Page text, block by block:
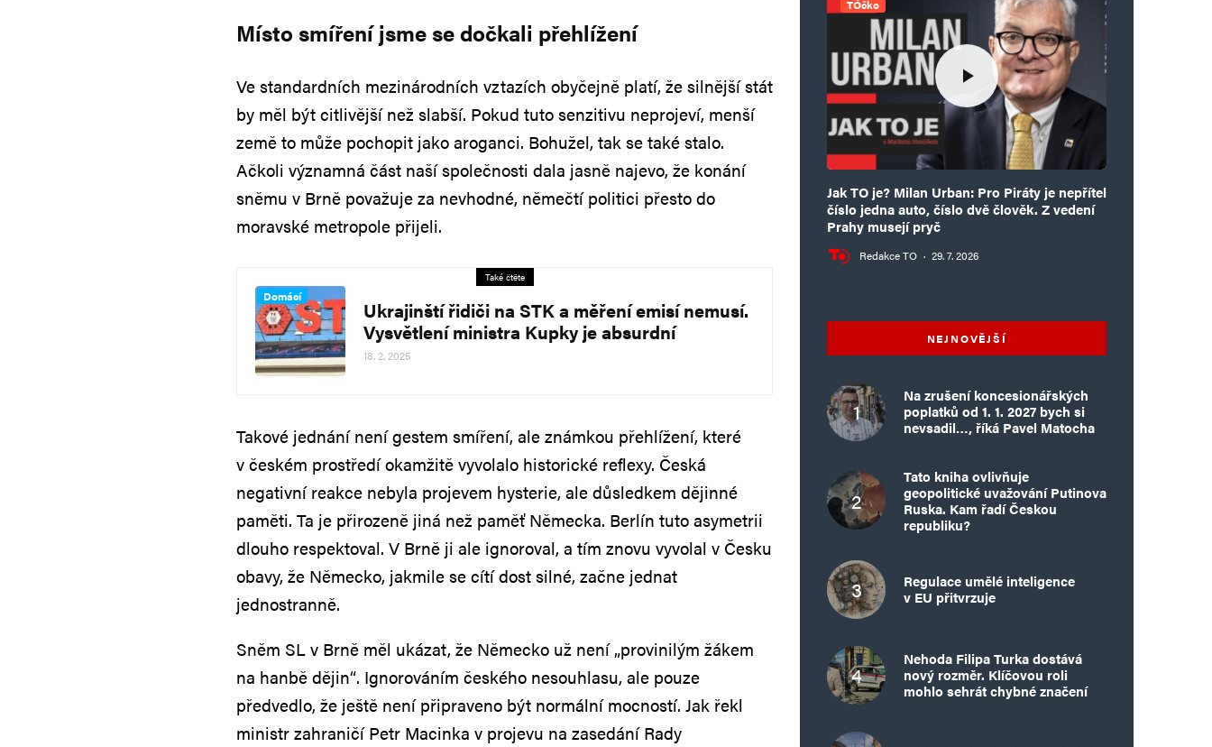
Místo smíření jsme se dočkali přehlížení
Ve standardních mezinárodních vztazích obyčejně platí, že silnější stát
by měl být citlivější než slabší. Pokud tuto senzitivu neprojeví, menší
země to může pochopit jako aroganci. Bohužel, tak se také stalo.
Ačkoli významná část naší společnosti dala jasně najevo, že konání
sněmu v Brně považuje za nevhodné, němečtí politici přesto do
moravské metropole přijeli.
Také čtěte
Domácí
Ukrajinští řidiči na STK a měření emisí nemusí.
Vysvětlení ministra Kupky je absurdní
18. 2. 2025
Takové jednání není gestem smíření, ale známkou přehlížení, které
v českém prostředí okamžitě vyvolalo historické reflexy. Česká
negativní reakce nebyla projevem hysterie, ale důsledkem dějinné
paměti. Ta je přirozeně jiná než paměť Německa. Berlín tuto asymetrii
dlouho respektoval. V Brně ji ale ignoroval, a tím znovu vyvolal v Česku
obavy, že Německo, jakmile se cítí dost silné, začne jednat
jednostranně.
Sněm SL v Brně měl ukázat, že Německo už není „provinilým žákem
na hanbě dějin“. Ignorováním českého nesouhlasu, ale pouze
předvedlo, že ještě není připraveno být normální mocností. Jak řekl
ministr zahraničí Petr Macinka v projevu na zasedání Rady
TÓčko
Jak TO je? Milan Urban: Pro Piráty je nepřítel
číslo jedna auto, číslo dvě člověk. Z vedení
Prahy musejí pryč
Redakce TO · 29. 7. 2026
NEJNOVĚJŠÍ
Na zrušení koncesionářských
poplatků od 1. 1. 2027 bych si
nevsadil…, říká Pavel Matocha
Tato kniha ovlivňuje
geopolitické uvažování Putinova
Ruska. Kam řadí Českou
republiku?
Regulace umělé inteligence
v EU přitvrzuje
Nehoda Filipa Turka dostává
nový rozměr. Klíčovou roli
mohlo sehrát chybné značení